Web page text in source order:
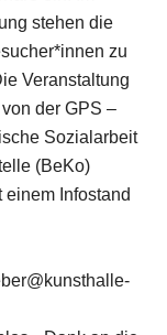
stehen die
zu
Veranstaltung
der GPS –
Sozialarbeit
(BeKo)
Infostand